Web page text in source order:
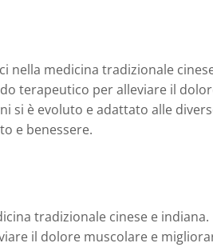
nella medicina tradizionale
terapeutico per alleviare il
si è evoluto e adattato alle
e benessere.
tradizionale cinese e indiana.
il dolore muscolare e